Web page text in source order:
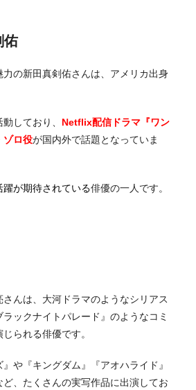
佑
の新田真剣佑さんは、アメリカ出身
しており、 Netflix配信ドラマ『ワン
ゾロ役が国内外で話題となっていま
が期待されている俳優の一人です。
んは、大河ドラマのようなシリアス
ックナイトパレード』のようなコミ
られる俳優です。
』や『キングダム』『アオハライド』
ど、たくさんの実写作品に出演してお